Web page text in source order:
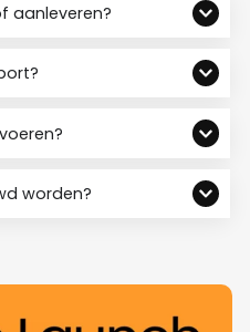
aanleveren?
worden?